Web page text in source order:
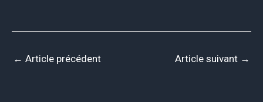
← Article précédent Article suivant →